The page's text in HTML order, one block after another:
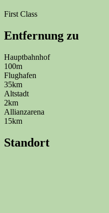
First Class
Entfernung zu
Hauptbahnhof
100m
Flughafen
35km
Altstadt
2km
Allianzarena
15km
Standort